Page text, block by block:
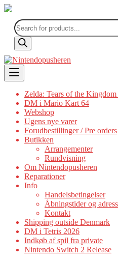
Products
search
Skip
to
content
Zelda: Tears of the
DM i Mario Kart 64
Webshop
Ugens nye varer
Forudbestillinger / Pre orders
Butikken
Arrangementer
Rundvisning
Om Nintendopusheren
Reparationer
Info
Handelsbetingelser
Åbningstider og
Kontakt
Shipping outside Denmark
DM i Tetris 2026
Indkøb af spil fra private
Nintendo Switch 2 Release